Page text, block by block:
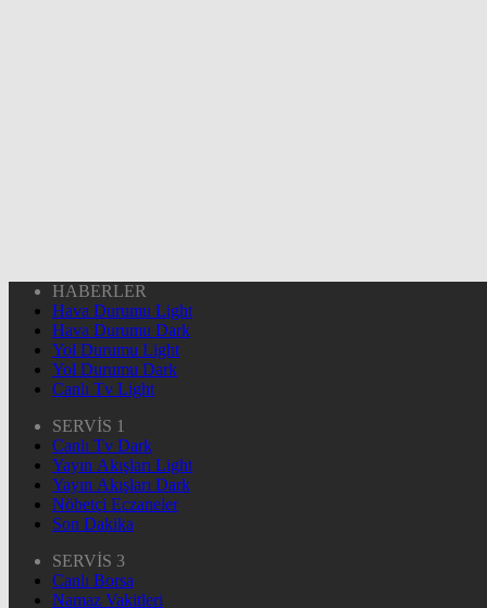
HABERLER
Hava Durumu Light
Hava Durumu Dark
Yol Durumu Light
Yol Durumu Dark
Canlı Tv Light
SERVİS 1
Canlı Tv Dark
Yayın Akışları Light
Yayın Akışları Dark
Nöbetçi Eczaneler
Son Dakika
SERVİS 3
Canlı Borsa
Namaz Vakitleri